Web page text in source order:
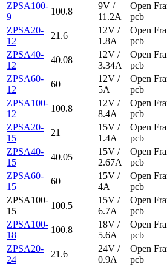
ZPSA100-
9
100.8
9V /
11.2A
Open
pcb
ZPSA20-
12
21.6
12V /
1.8A
Open
pcb
ZPSA40-
12
40.08
12V /
3.34A
Open
pcb
ZPSA60-
12
60
12V /
5A
Open
pcb
ZPSA100-
12
100.8
12V /
8.4A
Open
pcb
ZPSA20-
15
21
15V /
1.4A
Open
pcb
ZPSA40-
15
40.05
15V /
2.67A
Open
pcb
ZPSA60-
15
60
15V /
4A
Open
pcb
ZPSA100-
15
100.5
15V /
6.7A
Open
pcb
ZPSA100-
18
100.8
18V /
5.6A
Open
pcb
ZPSA20-
24
21.6
24V /
0.9A
Open
pcb